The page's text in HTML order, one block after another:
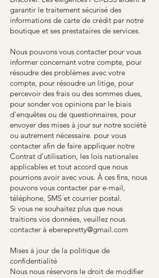
garantir le traitement sécurisé des
informations de carte de crédit par notre
boutique et ses prestataires de services.
Nous pouvons vous contacter pour vous
informer concernant votre compte, pour
résoudre des problèmes avec votre
compte, pour résoudre un litige, pour
percevoir des frais ou des sommes dues,
pour sonder vos opinions par le biais
d'enquêtes ou de questionnaires, pour
envoyer des mises à jour sur notre société
ou autrement nécessaire. pour vous
contacter afin de faire appliquer notre
Contrat d'utilisation, les lois nationales
applicables et tout accord que nous
pourrions avoir avec vous. À ces fins, nous
pouvons vous contacter par e-mail,
téléphone, SMS et courrier postal.
Si vous ne souhaitez plus que nous
traitions vos données, veuillez nous
contacter à eberepretty@gmail.com
Mises à jour de la politique de
confidentialité
Nous nous réservons le droit de modifier